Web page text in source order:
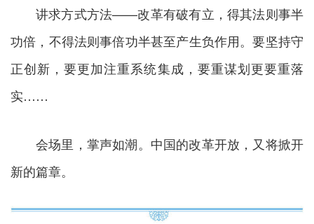
讲求方式方法——改革有破有立，得其法则事半
功倍，不得法则事倍功半甚至产生负作用。要坚持守
正创新，要更加注重系统集成，要重谋划更要重落
实……
会场里，掌声如潮。中国的改革开放，又将掀开
新的篇章。